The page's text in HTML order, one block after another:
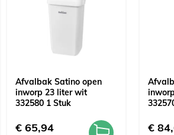
Afvalbak Satino open
inworp 23 liter wit
332580 1 Stuk
€ 65,94 €